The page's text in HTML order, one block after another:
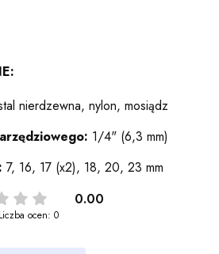
nierdzewna, nylon, mosiądz
1/4" (6,3 mm)
7, 16, 17 (x2), 18, 20, 23 mm
0.00
Liczba ocen: 0